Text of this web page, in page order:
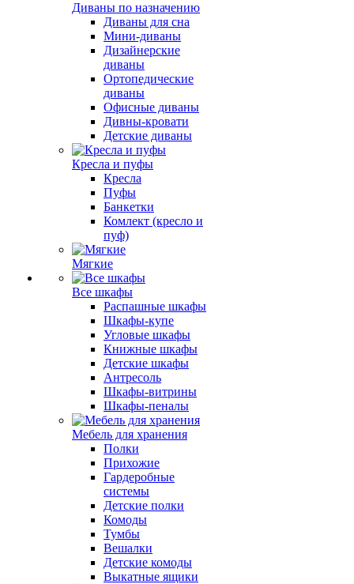
Диваны по назначению
Диваны для сна
Мини-диваны
Дизайнерские
диваны
Ортопедические
диваны
Офисные диваны
Дивны-кровати
Детские диваны
Кресла и пуфы
Кресла
Пуфы
Банкетки
Комлект (кресло и
пуф)
Мягкие
Все шкафы
Распашные шкафы
Шкафы-купе
Угловые шкафы
Книжные шкафы
Детские шкафы
Антресоль
Шкафы-витрины
Шкафы-пеналы
Мебель для хранения
Полки
Прихожие
Гардеробные
системы
Детские полки
Комоды
Тумбы
Вешалки
Детские комоды
Выкатные ящики